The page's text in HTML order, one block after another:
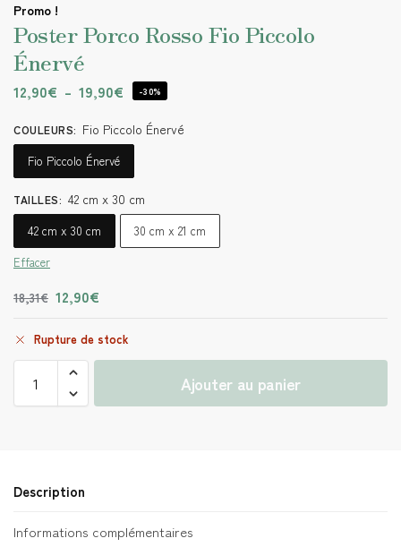
Promo !
Poster Porco Rosso Fio Piccolo
Énervé
12,90€ – 19,90€ -30%
COULEURS: Fio Piccolo Énervé
Fio Piccolo Énervé
TAILLES: 42 cm x 30 cm
42 cm x 30 cm
30 cm x 21 cm
Effacer
18,31€ 12,90€
Rupture de stock
Ajouter au panier
Description
Informations complémentaires